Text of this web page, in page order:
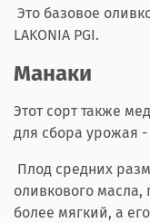
Это базовое
LAKONIA PGI.
Манаки
Этот сорт также
для сбора урожая -
Плод средних
оливкового масла,
более мягкий, а